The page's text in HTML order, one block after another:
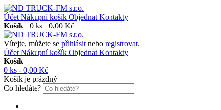
Účet Nákupní košík Objednat Kontakty
Košík - 0 ks - 0,00 Kč
Vítejte, můžete se přihlásit nebo registrovat.
Účet Nákupní košík Objednat Kontakty
Košík
0 ks - 0,00 Kč
Košík je prázdný
Co hledáte?